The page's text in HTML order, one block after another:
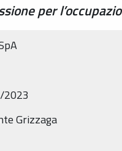
per
2023
Grizzaga